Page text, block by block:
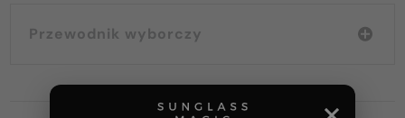
Przewodnik wyborczy